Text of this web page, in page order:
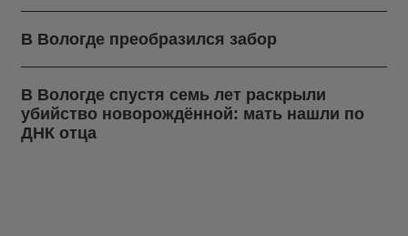
В Вологде преобразился забор
В Вологде спустя семь лет раскрыли
убийство новорождённой: мать нашли по
ДНК отца